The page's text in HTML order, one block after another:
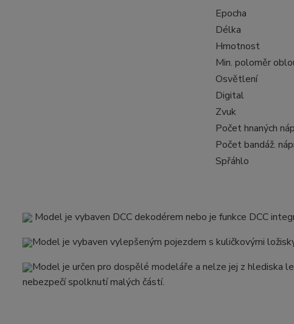
Epocha
Délka
Hmotnost
Min. poloměr
Osvětlení
Digital
Zvuk
Počet hnaných
Počet bandáž.
Spřáhlo
Model je vybaven DCC dekodérem nebo je funkce DCC
Model je vybaven vylepšeným pojezdem s kuličkovými
Model je určen pro dospělé modeláře a nelze jej z hlediska
nebezpečí spolknutí malých částí.